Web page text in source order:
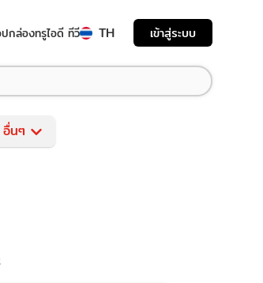
กล่องทรูไอดี ทีวี TH เข้าสู่ระบบ
อื่นๆ